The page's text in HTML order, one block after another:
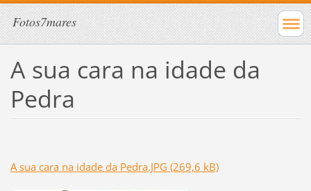
Fotos7mares
A sua cara na idade da
Pedra
A sua cara na idade da Pedra.JPG (269,6 kB)